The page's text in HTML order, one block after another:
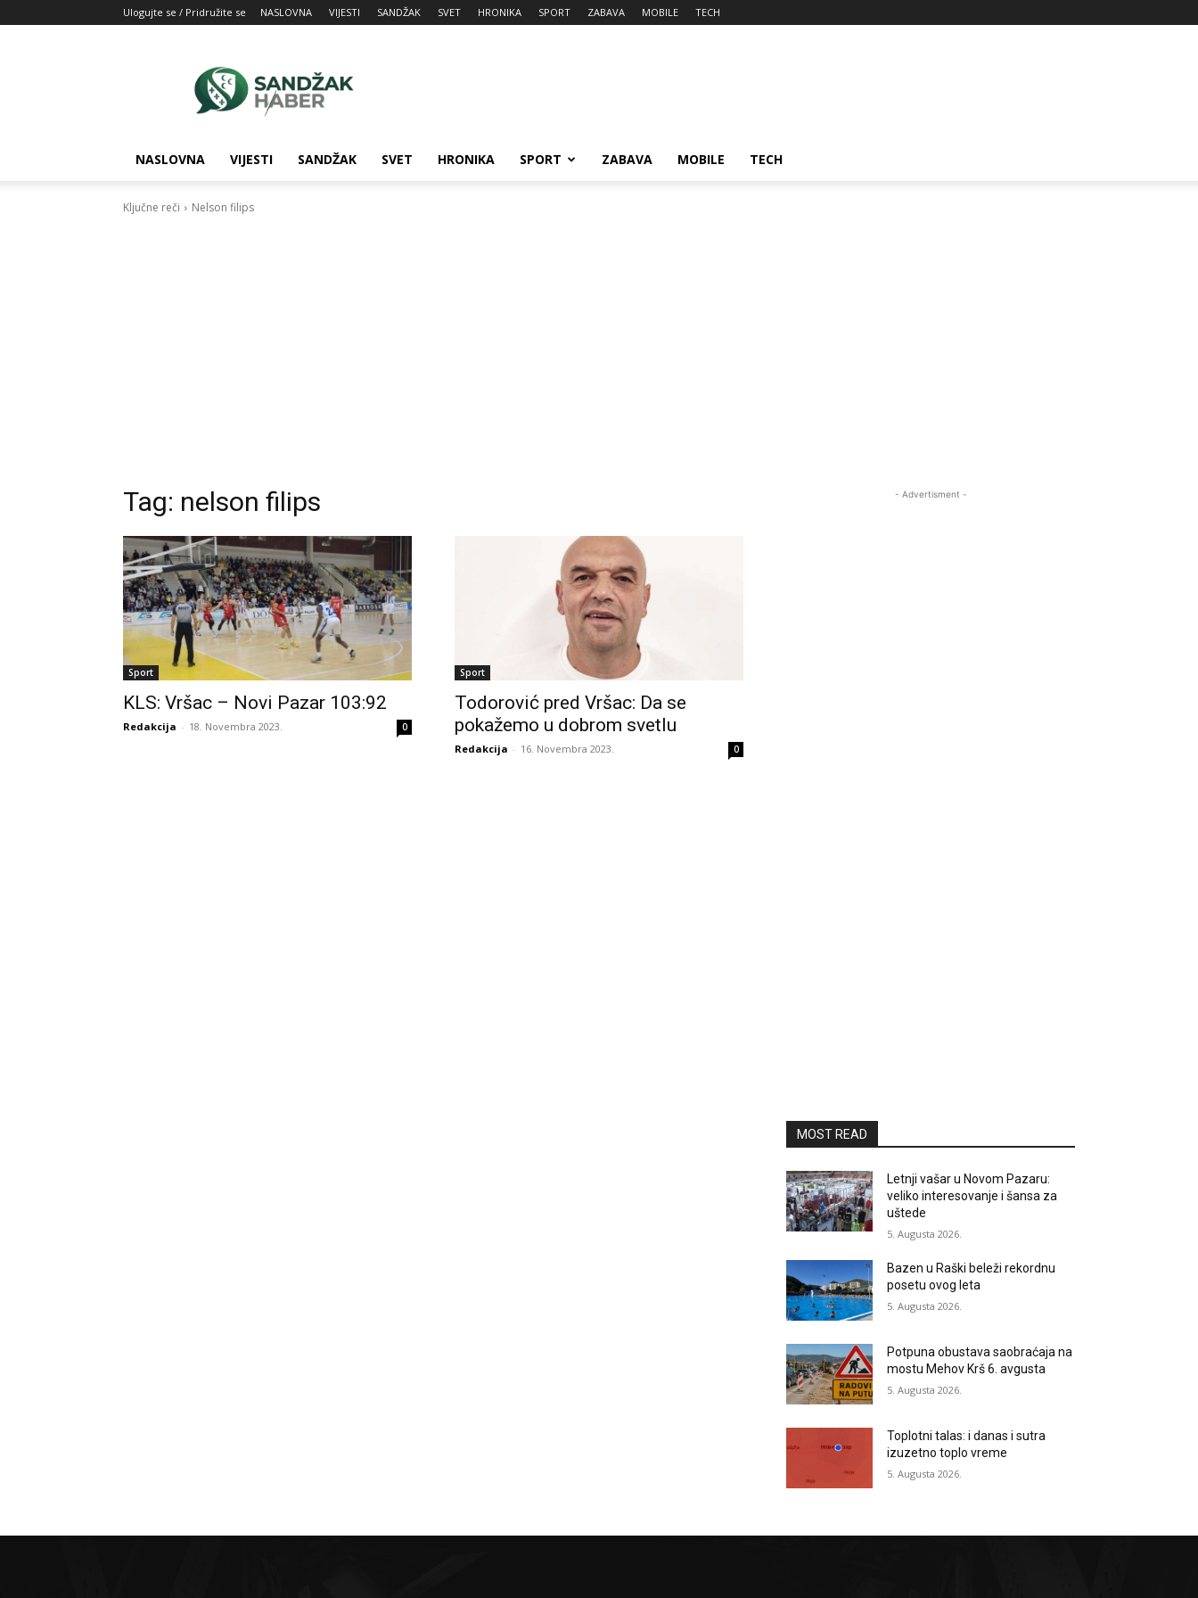
Ulogujte se / Pridružite se NASLOVNA VIJESTI SANDŽAK SVET HRONIKA SPORT ZABAVA MOBILE TECH
Vaš
izvor
NASLOVNA VIJESTI SANDŽAK SVET HRONIKA SPORT ZABAVA MOBILE TECH
Ključne reči Nelson filips
Tag: nelson filips
Sport
KLS: Vršac – Novi Pazar 103:92
Redakcija - 18. Novembra 2023. 0
Sport
Todorović pred Vršac: Da se
pokažemo u dobrom svetlu
Redakcija - 16. Novembra 2023. 0
- Advertisment -
MOST READ
Letnji vašar u Novom Pazaru:
veliko interesovanje i šansa za
uštede
5. Augusta 2026.
Bazen u Raški beleži rekordnu
posetu ovog leta
5. Augusta 2026.
Potpuna obustava saobraćaja na
mostu Mehov Krš 6. avgusta
5. Augusta 2026.
Toplotni talas: i danas i sutra
izuzetno toplo vreme
5. Augusta 2026.